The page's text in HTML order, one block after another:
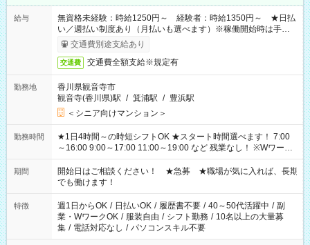
給与
無資格未経験：時給1250円～ 経験者：時給1350円～ ★日払
い／週払い制度あり（月払いも選べます）※稼働開始時は手続き
完了次第のお支払いとなります。
交通費別途支給あり
交通費 交通費全額支給※規定有
勤務地
香川県観音寺市
観音寺(香川県)駅 / 箕浦駅 / 豊浜駅
＜シニア向けマンション＞
勤務時間
★1日4時間～の時短シフトOK ★スタート時間選べます！ 7:00
～16:00 9:00～17:00 11:00～19:00 など 残業なし！ ※Wワーク
の場合、他のお仕事と合わせ週40時間超の就業はご案内できま
せん ※法令に基づき、週20時間以上勤務は社会保険への加入対
象となります ※労働者派遣法（日雇い派遣の原則禁止）によ
り、短時間・短期間の就業はご案内が難しい場合があります
期間
開始日はご相談ください！ ★急募 ★職場が気に入れば、長期
でも働けます！
特徴 週1日からOK / 日払いOK / 履歴書不要 / 40～50代活躍中 / 副
業・WワークOK / 服装自由 / シフト勤務 / 10名以上の大量募
集 / 電話対応なし / パソコンスキル不要